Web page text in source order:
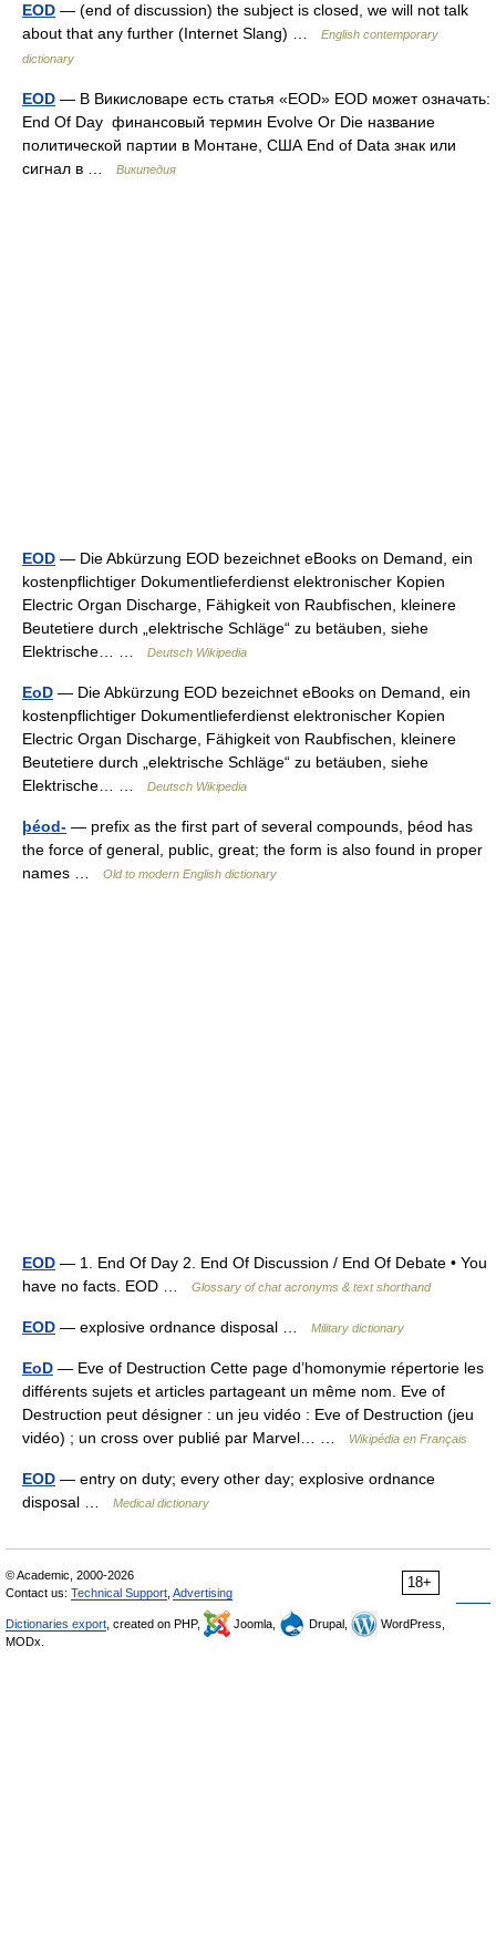
EOD — (end of discussion) the subject is closed, we will not talk
about that any further (Internet Slang) …
English contemporary
dictionary
EOD — В Викисловаре есть статья «EOD» EOD может означать:
End Of Day финансовый термин Evolve Or Die название
политической партии в Монтане, США End of Data знак или
сигнал в …
Википедия
EOD — Die Abkürzung EOD bezeichnet eBooks on Demand, ein
kostenpflichtiger Dokumentlieferdienst elektronischer Kopien
Electric Organ Discharge, Fähigkeit von Raubfischen, kleinere
Beutetiere durch „elektrische Schläge“ zu betäuben, siehe
Elektrische… …
Deutsch Wikipedia
EoD — Die Abkürzung EOD bezeichnet eBooks on Demand, ein
kostenpflichtiger Dokumentlieferdienst elektronischer Kopien
Electric Organ Discharge, Fähigkeit von Raubfischen, kleinere
Beutetiere durch „elektrische Schläge“ zu betäuben, siehe
Elektrische… …
Deutsch Wikipedia
þéod- — prefix as the first part of several compounds, þéod has
the force of general, public, great; the form is also found in proper
names …
Old to modern English dictionary
EOD — 1. End Of Day 2. End Of Discussion / End Of Debate • You
have no facts. EOD …
Glossary of chat acronyms & text shorthand
EOD — explosive ordnance disposal … Military dictionary
EoD — Eve of Destruction Cette page d’homonymie répertorie les
différents sujets et articles partageant un même nom. Eve of
Destruction peut désigner : un jeu vidéo : Eve of Destruction (jeu
vidéo) ; un cross over publié par Marvel… …
Wikipédia en Français
EOD — entry on duty; every other day; explosive ordnance
disposal …
Medical dictionary
18+
© Academic, 2000-2026
Contact us: Technical Support Advertising
Dictionaries export , created on PHP, Joomla, Drupal,
WordPress,
MODx.